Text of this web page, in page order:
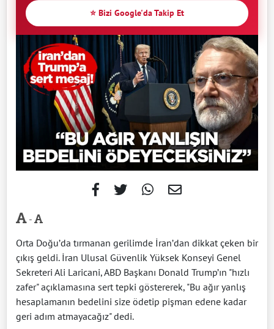
⭐ Bizi Google'da Takip Et
-
Orta Doğu’da tırmanan gerilimde İran’dan dikkat çeken bir
çıkış geldi. İran Ulusal Güvenlik Yüksek Konseyi Genel
Sekreteri Ali Laricani, ABD Başkanı Donald Trump’ın "hızlı
zafer" açıklamasına sert tepki göstererek, "Bu ağır yanlış
hesaplamanın bedelini size ödetip pişman edene kadar
geri adım atmayacağız" dedi.